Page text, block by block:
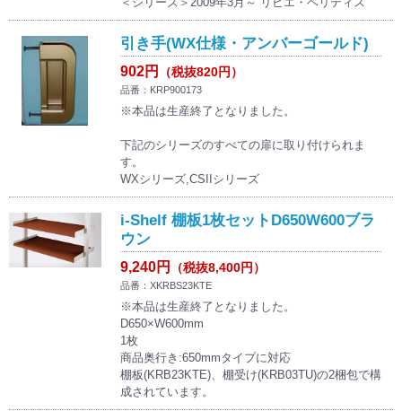
引き手(WX仕様・アンバーゴールド)
902円 （税抜820円）
品番：KRP900173
※本品は生産終了となりました。
下記のシリーズのすべての扉に取り付けられま
す。
WXシリーズ,CSIIシリーズ
i-Shelf 棚板1枚セットD650W600ブラ
ウン
9,240円 （税抜8,400円）
品番：XKRBS23KTE
※本品は生産終了となりました。
D650×W600mm
1枚
商品奥行き:650mmタイプに対応
棚板(KRB23KTE)、棚受け(KRB03TU)の2梱包で構
成されています。